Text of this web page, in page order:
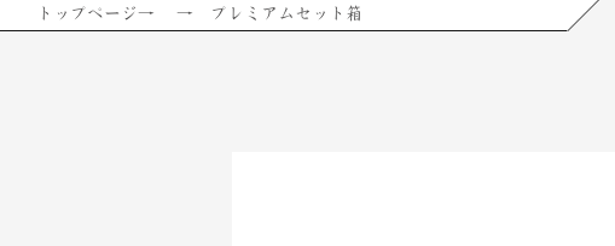
トップページ→ → プレミアムセット箱